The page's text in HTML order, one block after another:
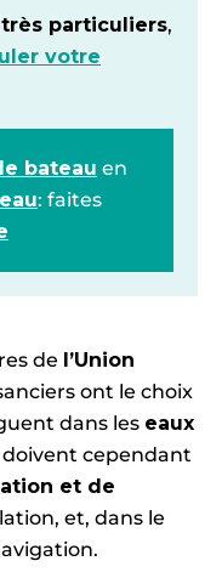
très particuliers,
votre
bateau en
: faites
de l’Union
ont le choix
dans les eaux
doivent cependant
et de
et, dans le